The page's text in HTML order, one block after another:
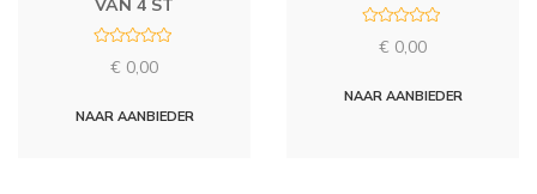
VAN 4 ST
d
€ 0,00
NAAR AANBIEDER
d
€ 0,00
NAAR AANBIEDER